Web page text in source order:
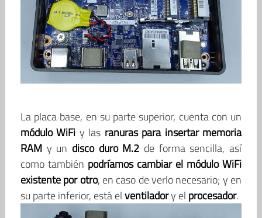
La placa base, en su parte superior, cuenta con un
módulo WiFi y las ranuras para insertar memoria
RAMy un disco duro M.2 de forma sencilla, así
como también podríamos cambiar el módulo WiFi
existente por otro, en caso de verlo necesario; y en
su parte inferior, está elventiladory el procesador.